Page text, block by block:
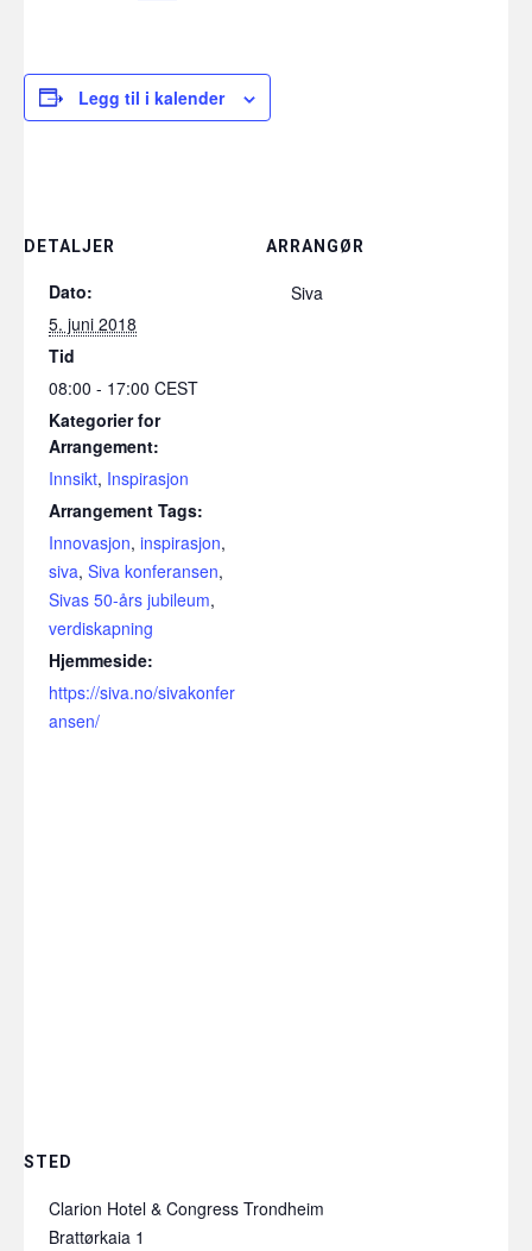
Legg til i kalender
DETALJER
Dato:
5. juni 2018
Tid
08:00 - 17:00 CEST
Kategorier for
Arrangement:
Innsikt, Inspirasjon
Arrangement Tags:
Innovasjon, inspirasjon,
siva, Siva konferansen,
Sivas 50-års jubileum,
verdiskapning
Hjemmeside:
https://siva.no/sivakonfer
ansen/
ARRANGØR
Siva
STED
Clarion Hotel & Congress Trondheim
Brattørkaia 1